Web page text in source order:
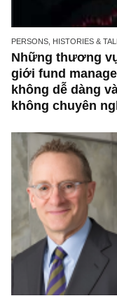
PERSONS, HISTORIES &
Những thương
giới fund
không chuyên